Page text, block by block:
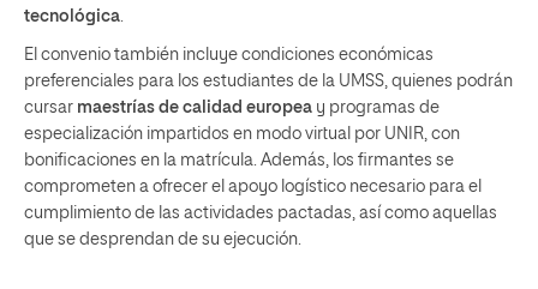
tecnológica
El convenio también incluye condiciones económicas
preferenciales para los estudiantes de la UMSS, quienes podrán
cursar maestrías de calidad europea y programas de
especialización impartidos en modo virtual por UNIR, con
bonificaciones en la matrícula. Además, los firmantes se
comprometen a ofrecer el apoyo logístico necesario para el
cumplimiento de las actividades pactadas, así como aquellas
que se desprendan de su ejecución.